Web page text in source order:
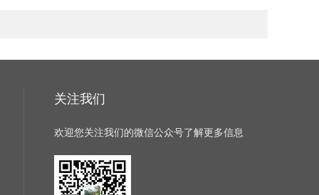
关注我们
欢迎您关注我们的微信公众号了解更多信息